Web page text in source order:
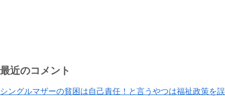
最近のコメント
シングルマザーの貧困は自己責任！と言うやつは福祉政策を誤